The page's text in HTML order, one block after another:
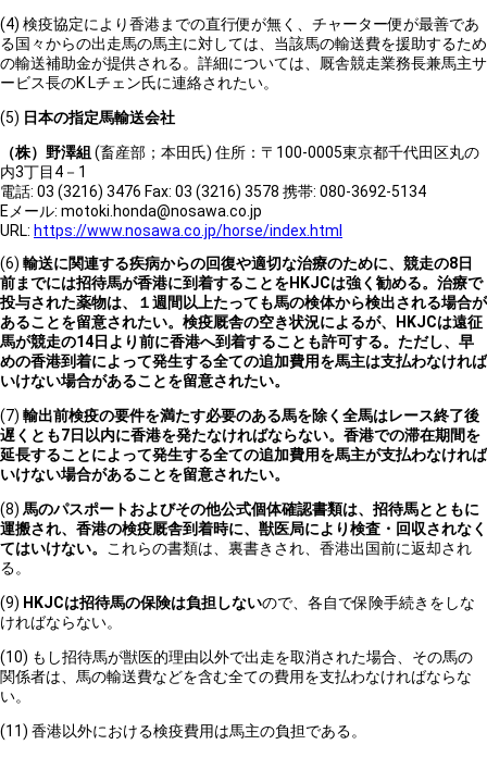
(4) 検疫協定により香港までの直行便が無く、チャーター便が最善であ
る国々からの出走馬の馬主に対しては、当該馬の輸送費を援助するため
の輸送補助金が提供される。詳細については、厩舎競走業務長兼馬主サ
ービス長のK Lチェン氏に連絡されたい。
(5) 日本の指定馬輸送会社
（株）野澤組 (畜産部；本田氏) 住所：〒100-0005東京都千代田区丸の
内3丁目4－1
電話: 03 (3216) 3476 Fax: 03 (3216) 3578 携帯: 080-3692-5134
Eメール: motoki.honda@nosawa.co.jp
URL: https://www.nosawa.co.jp/horse/index.html
(6) 輸送に関連する疾病からの回復や適切な治療のために、競走の8日
前までには招待馬が香港に到着することをHKJCは強く勧める。 治療で
投与された薬物は、１週間以上たっても馬の検体から検出される場合が
あることを留意されたい。検疫厩舎の空き状況によるが、HKJCは遠征
馬が競走の14日より前に香港へ到着することも許可する。ただし、早
めの香港到着によって発生する全ての追加費用を馬主は支払わなければ
いけない場合があることを留意されたい。
(7) 輸出前検疫の要件を満たす必要のある馬を除く全馬はレース終了後
遅くとも7日以内に香港を発たなければならない。香港での滞在期間を
延長することによって発生する全ての追加費用を馬主が支払わなければ
いけない場合があることを留意されたい。
(8) 馬のパスポートおよびその他公式個体確認書類は、招待馬とともに
運搬され、 香港の検疫厩舎到着時に、獣医局により検査・回収されなく
てはいけない。 これらの書類は、裏書きされ、香港出国前に返却され
る。
(9) HKJCは招待馬の保険は負担しないので、各自で保険手続きをしな
ければならない。
(10) もし招待馬が獣医的理由以外で出走を取消された場合、その馬の
関係者は、馬の輸送費などを含む全ての費用を支払わなければならな
い。
(11) 香港以外における検疫費用は馬主の負担である。